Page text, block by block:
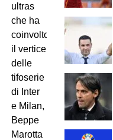
ultras
che ha
coinvolto
il vertice
delle
tifoserie
di Inter
e Milan,
Beppe
Marotta